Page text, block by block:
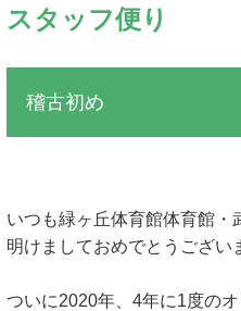
スタッフ便り
稽古初め
いつも緑ヶ丘体育館体育館・
明けましておめでとうござい
ついに2020年、4年に1度の